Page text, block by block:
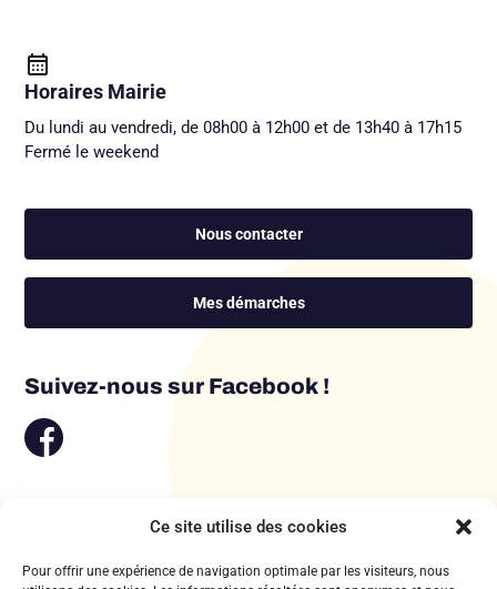
Ce site utilise des cookies
Pour offrir une expérience de navigation optimale par les visiteurs, nous
Horaires Mairie
Du lundi au vendredi, de 08h00 à 12h00 et de 13h40 à 17h15
Fermé le weekend
Nous contacter
Mes démarches
Suivez-nous sur Facebook !